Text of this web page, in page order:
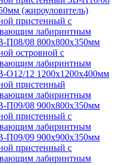
(жироуловитель)
пристенный с
лабиринтным
П08/08 800х800х350мм
островной с
лабиринтным
О12/12 1200х1200х400мм
пристенный
лабиринтным
П09/08 900х800х350мм
пристенный с
лабиринтным
П09/09 900х900х350мм
пристенный с
лабиринтным